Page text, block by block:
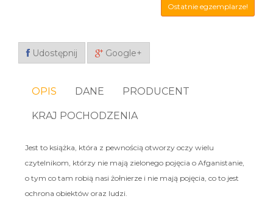
Ostatnie egzemplarze!
Udostępnij Google+
OPIS DANE PRODUCENT
KRAJ POCHODZENIA
Jest to książka, która z pewnością otworzy oczy wielu
czytelnikom, którzy nie mają zielonego pojęcia o Afganistanie,
o tym co tam robią nasi żołnierze i nie mają pojęcia, co to jest
ochrona obiektów oraz ludzi.